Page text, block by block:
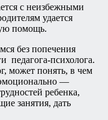
с неизбежными
удается
помощь.
без попечения
педагога-психолога.
может понять, в чем
—
ребенка,
занятия, дать